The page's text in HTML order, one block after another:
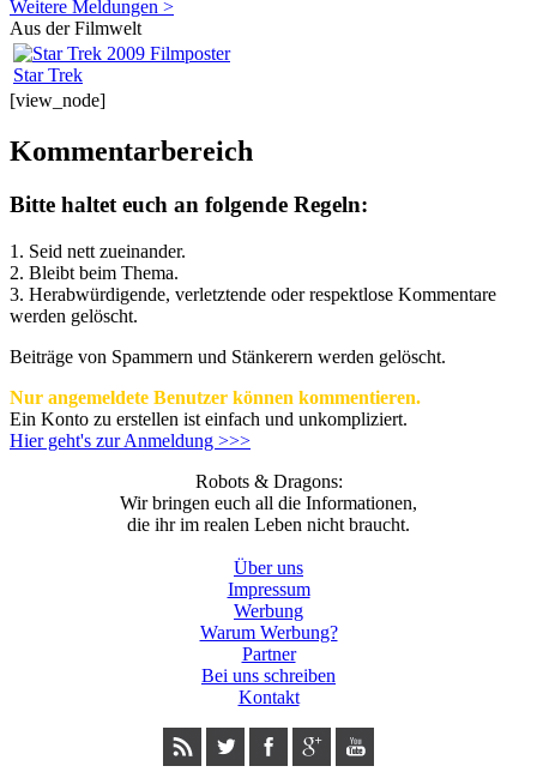
Weitere Meldungen >
Aus der Filmwelt
Star Trek
[view_node]
Kommentarbereich
Bitte haltet euch an folgende Regeln:
1. Seid nett zueinander.
2. Bleibt beim Thema.
3. Herabwürdigende, verletztende oder respektlose Kommentare
werden gelöscht.
Beiträge von Spammern und Stänkerern werden gelöscht.
Nur angemeldete Benutzer können kommentieren.
Ein Konto zu erstellen ist einfach und unkompliziert.
Hier geht's zur Anmeldung >>>
Robots & Dragons:
Wir bringen euch all die Informationen,
die ihr im realen Leben nicht braucht.
Über uns
Impressum
Werbung
Warum Werbung?
Partner
Bei uns schreiben
Kontakt